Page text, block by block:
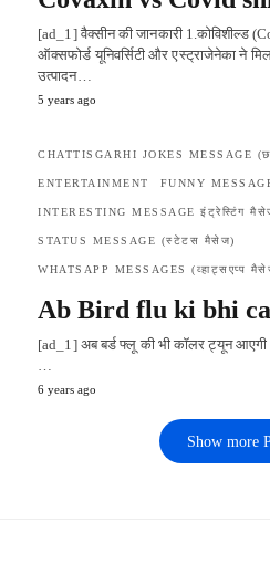
[ad_1] वैक्सीन की जानकारी 1.कोविशील्ड
ऑक्सफोर्ड यूनिवर्सिटी और एस्ट्राजेनेका ने
उत्पादन…
5 years ago
CHATTISGARHI JOKES MESSAGE
ENTERTAINMENT FUNNY
INTERESTING MESSAGE इंट्रेस्टिंग
STATUS MESSAGE (स्टेटस मैसेज)
WHATSAPP MESSAGES (व्हाट्सएप्प
Ab Bird flu ki bhi
[ad_1] अब बर्ड फ्लू की भी कॉलर ट्यून आएगी
6 years ago
Show more